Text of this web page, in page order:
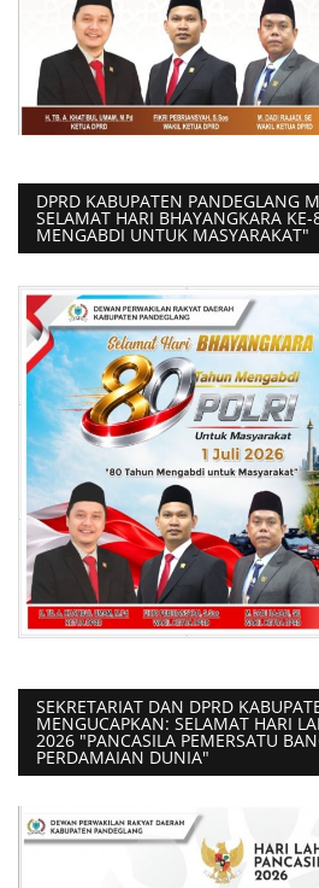
DPRD KABUPATEN PANDEGLANG
SELAMAT HARI BHAYANGKARA
MENGABDI UNTUK MASYARAKAT"
SEKRETARIAT DAN DPRD
MENGUCAPKAN: SELAMAT HARI
2026 "PANCASILA PEMERSATU
PERDAMAIAN DUNIA"